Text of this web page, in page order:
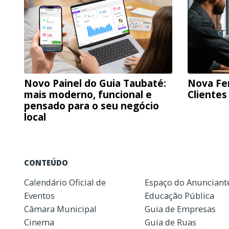
Novo Painel do Guia Taubaté:
mais moderno, funcional e
pensado para o seu negócio
local
Nova
Clientes
CONTEÚDO
Calendário Oficial de
Eventos
Câmara Municipal
Cinema
Espaço do
Educação Pública
Guia de Empresas
Guia de Ruas